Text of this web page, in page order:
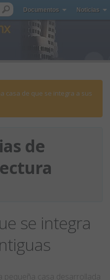
Documentos Noticias
casa de que se integra a sus
de
se integra
pequeña casa desarrollada